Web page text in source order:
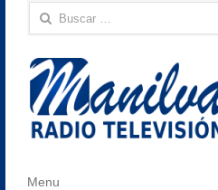
Buscar:
Menu
Menu